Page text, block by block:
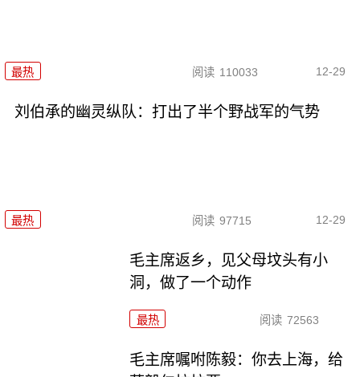
最热 阅读 110033 12-29
刘伯承的幽灵纵队：打出了半个野战军的气势
最热 阅读 97715 12-29
毛主席返乡，见父母坟头有小
洞，做了一个动作
最热 阅读 72563
毛主席嘱咐陈毅：你去上海，给